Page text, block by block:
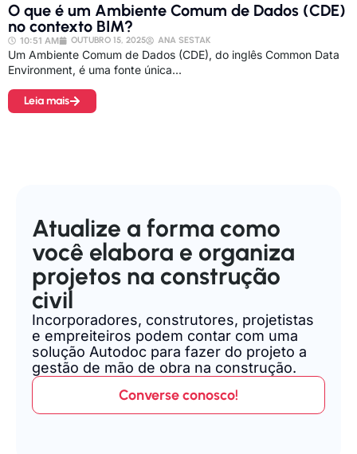
O que é um Ambiente Comum de Dados (CDE)
no contexto BIM?
10:51 AM OUTUBRO 15, 2025 ANA SESTAK
Um Ambiente Comum de Dados (CDE), do inglês Common Data
Environment, é uma fonte única...
Leia mais
Atualize a forma como
você elabora e organiza
projetos na construção
civil
Incorporadores, construtores, projetistas
e empreiteiros podem contar com uma
solução Autodoc para fazer do projeto a
gestão de mão de obra na construção.
Converse conosco!